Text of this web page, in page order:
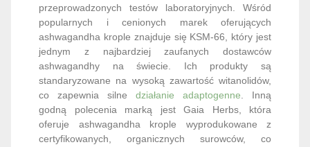
ashwagandhy na świecie. Ich produkty są
standaryzowane na wysoką zawartość witanolidów,
co zapewnia silnedziałanie adaptogenne. Inną
godną polecenia marką jest Gaia Herbs, która
oferuje ashwagandha krople wyprodukowane z
certyfikowanych, organicznych surowców, co
gwarantuje ich czystość i bezpieczeństwo
stosowania. Również Now Foods jest marką, która
cieszy się dużym zaufaniem wśród konsumentów,
oferując szeroką gamę suplementów, w tym